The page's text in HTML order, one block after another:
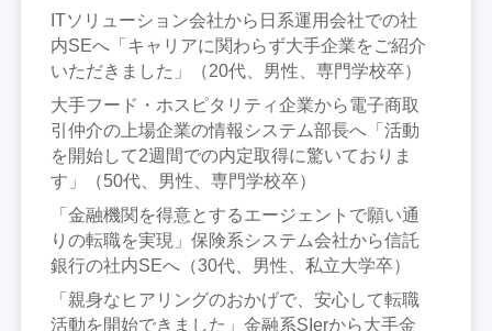
ITソリューション会社から日系運用会社での社
内SEへ「キャリアに関わらず大手企業をご紹介
いただきました」（20代、男性、専門学校卒）
大手フード・ホスピタリティ企業から電子商取
引仲介の上場企業の情報システム部長へ「活動
を開始して2週間での内定取得に驚いておりま
す」（50代、男性、専門学校卒）
「金融機関を得意とするエージェントで願い通
りの転職を実現」保険系システム会社から信託
銀行の社内SEへ（30代、男性、私立大学卒）
「親身なヒアリングのおかげで、安心して転職
活動を開始できました」金融系SIerから大手金